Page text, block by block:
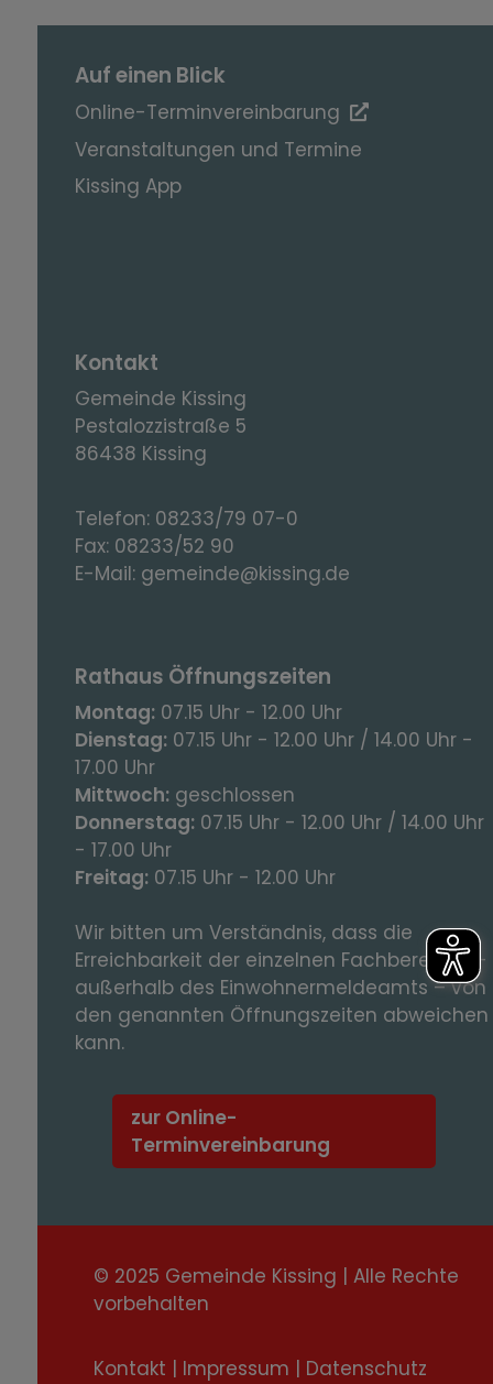
Auf einen Blick
Online-Terminvereinbarung
Veranstaltungen und Termine
Kissing App
Kontakt
Gemeinde Kissing
Pestalozzistraße 5
86438 Kissing
Telefon: 08233/79 07-0
Fax: 08233/52 90
E-Mail: gemeinde@kissing.de
Rathaus Öffnungszeiten
Montag: 07.15 Uhr - 12.00 Uhr
Dienstag: 07.15 Uhr - 12.00 Uhr / 14.00 Uhr -
17.00 Uhr
Mittwoch: geschlossen
Donnerstag: 07.15 Uhr - 12.00 Uhr / 14.00 Uhr
- 17.00 Uhr
Freitag: 07.15 Uhr - 12.00 Uhr
Wir bitten um Verständnis, dass die
Erreichbarkeit der einzelnen Fachbereiche -
außerhalb des Einwohnermeldeamts – von
den genannten Öffnungszeiten abweichen
kann.
zur Online-
Terminvereinbarung
© 2025 Gemeinde Kissing | Alle Rechte
vorbehalten
Kontakt | Impressum | Datenschutz